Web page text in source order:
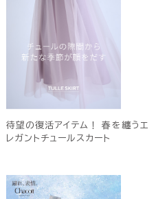
待望の復活アイテム！ 春を纏うエ
レガントチュールスカート